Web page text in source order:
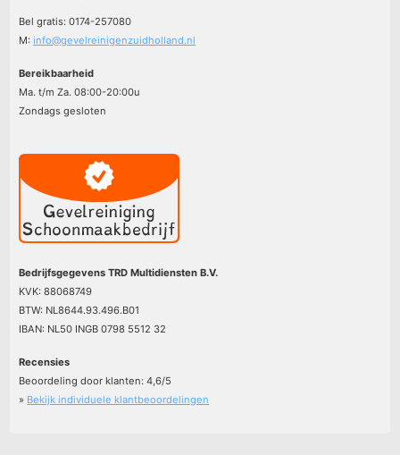
Bel gratis: 0174-257080
M:info@gevelreinigenzuidholland.nl
Bereikbaarheid
Ma. t/m Za. 08:00-20:00u
Zondags gesloten
Bedrijfsgegevens TRD Multidiensten B.V.
KVK: 88068749
BTW: NL8644.93.496.B01
IBAN: NL50 INGB 0798 5512 32
Recensies
Beoordeling door klanten:4,6/5
» Bekijk individuele klantbeoordelingen